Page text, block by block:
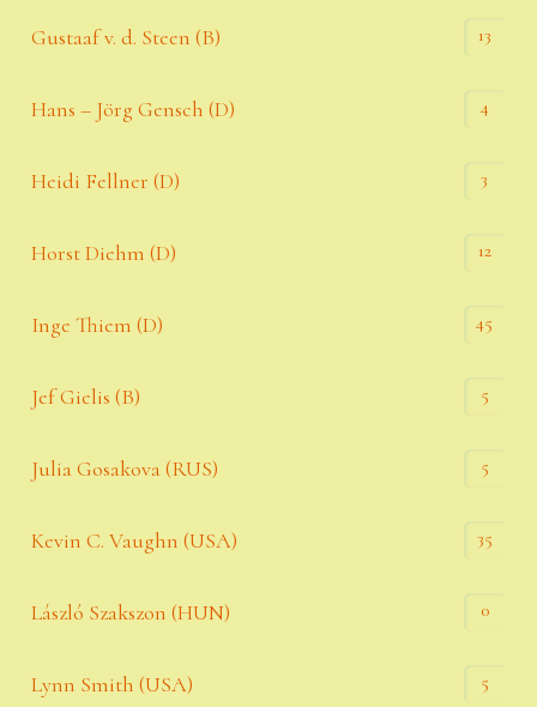
Gustaaf v. d. Steen (B) 13
Hans – Jörg Gensch (D) 4
Heidi Fellner (D) 3
Horst Diehm (D) 12
Inge Thiem (D) 45
Jef Gielis (B) 5
Julia Gosakova (RUS) 5
Kevin C. Vaughn (USA) 35
László Szakszon (HUN) 0
Lynn Smith (USA) 5